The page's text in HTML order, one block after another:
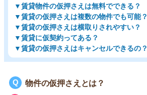
▼賃貸物件の仮押さえは無料でできる？
▼賃貸の仮押さえは複数の物件でも可能？
▼賃貸の仮押さえは横取りされやすい？
▼賃貸に仮契約ってある？
▼賃貸の仮押さえはキャンセルできるの？
物件の仮押さえとは？